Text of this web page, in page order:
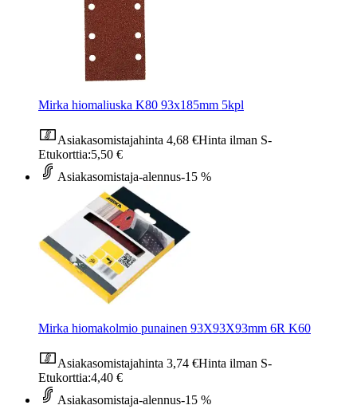
Mirka hiomaliuska K80 93x185mm 5kpl
Asiakasomistajahinta 4,68 €Hinta ilman S-
Etukorttia:5,50 €
Asiakasomistaja-alennus-15 %
Mirka hiomakolmio punainen 93X93X93mm 6R K60
Asiakasomistajahinta 3,74 €Hinta ilman S-
Etukorttia:4,40 €
Asiakasomistaja-alennus-15 %